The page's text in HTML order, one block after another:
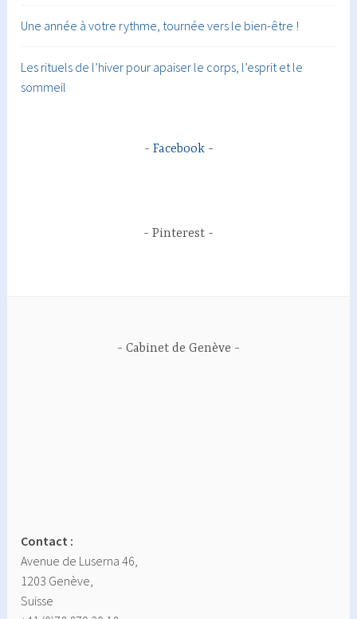
Une année à votre rythme, tournée vers le bien-être !
Les rituels de l’hiver pour apaiser le corps, l’esprit et le
sommeil
Facebook
Pinterest
Cabinet de Genève
Contact :
Avenue de Luserna 46,
1203 Genève,
Suisse